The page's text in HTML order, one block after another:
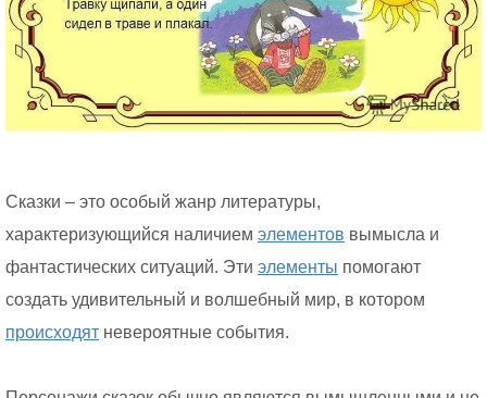
Сказки – это особый жанр литературы,
характеризующийся наличием элементов вымысла и
фантастических ситуаций. Эти элементы помогают
создать удивительный и волшебный мир, в котором
происходят невероятные события.